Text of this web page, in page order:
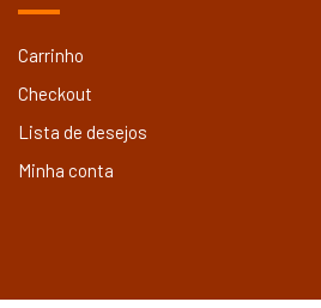
Carrinho
Checkout
Lista de desejos
Minha conta